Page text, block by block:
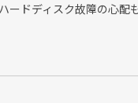
ードディスク故障の心配